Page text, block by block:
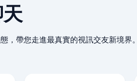
帶您走進最真實的視訊交友新境界。